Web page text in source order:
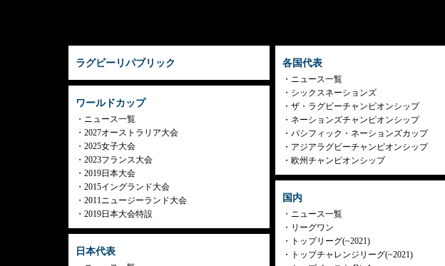
ラグビーリパブリック
ワールドカップ
ニュース一覧
2027オーストラリア大会
2025女子大会
2023フランス大会
2019日本大会
2015イングランド大会
2011ニュージーランド大会
2019日本大会特設
日本代表
各国代表
ニュース一覧
シックスネーションズ
ザ・ラグビーチャンピオンシップ
ネーションズチャンピオンシップ
パシフィック・ネーションズカップ
アジアラグビーチャンピオンシップ
欧州チャンピオンシップ
国内
ニュース一覧
リーグワン
トップリーグ(~2021)
トップチャレンジリーグ(~2021)